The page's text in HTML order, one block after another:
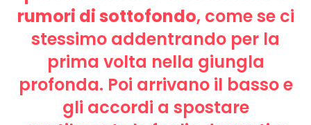
rumori di sottofondo, come se ci
stessimo addentrando per la
prima volta nella giungla
profonda. Poi arrivano il basso e
gli accordi a spostare